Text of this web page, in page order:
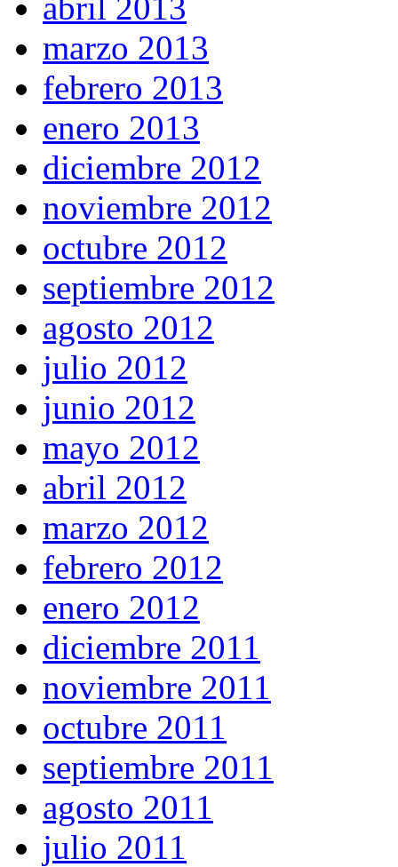
marzo 2013
febrero 2013
enero 2013
diciembre 2012
noviembre 2012
octubre 2012
septiembre 2012
agosto 2012
julio 2012
junio 2012
mayo 2012
abril 2012
marzo 2012
febrero 2012
enero 2012
diciembre 2011
noviembre 2011
octubre 2011
septiembre 2011
agosto 2011
julio 2011